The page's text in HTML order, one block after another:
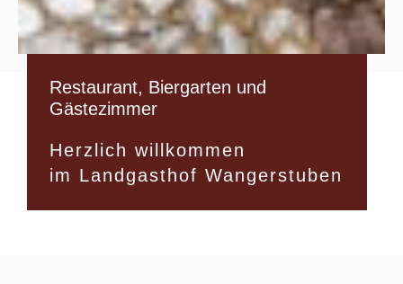
Restaurant, Biergarten und
Gästezimmer
Herzlich willkommen
im Landgasthof Wangerstuben